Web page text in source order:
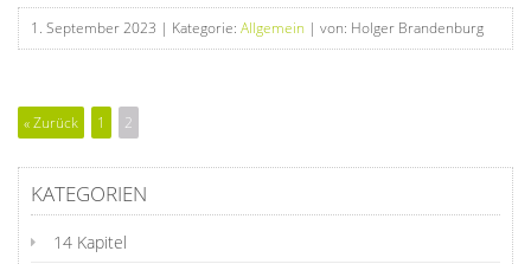
1. September 2023 | Kategorie: Allgemein | von: Holger Brandenburg
« Zurück 1 2
KATEGORIEN
14 Kapitel